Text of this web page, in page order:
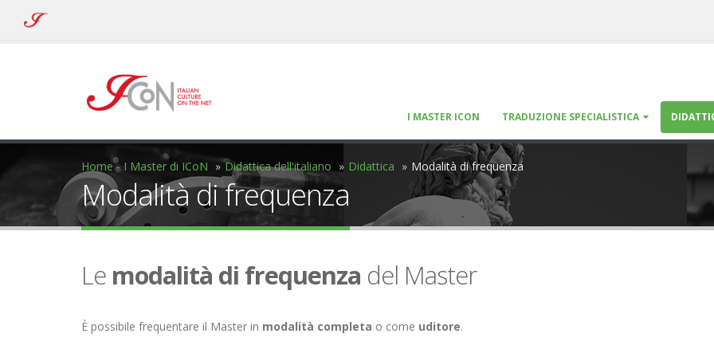
ICoN
I MASTER ICON TRADUZIONE SPECIALISTICA
Home - I Master di ICoN Didattica dell'italiano Didattica Modalità di frequenza
Modalità di frequenza
Le modalità di frequenza del Master
È possibile frequentare il Master in modalità completa o come uditore.